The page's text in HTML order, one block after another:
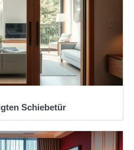
Schiebetür